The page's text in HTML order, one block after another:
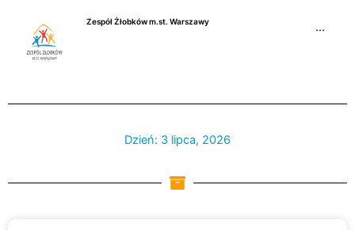
Zespół Żłobków m.st. Warszawy
···
Dzień: 3 lipca, 2026